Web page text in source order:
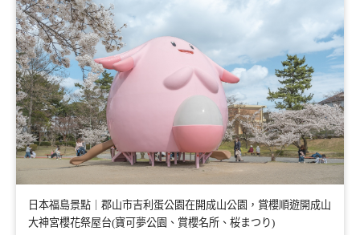
日本福島景點｜郡山市吉利蛋公園在開成山公園，賞櫻順遊開成山
大神宮櫻花祭屋台(寶可夢公園、賞櫻名所、桜まつり)